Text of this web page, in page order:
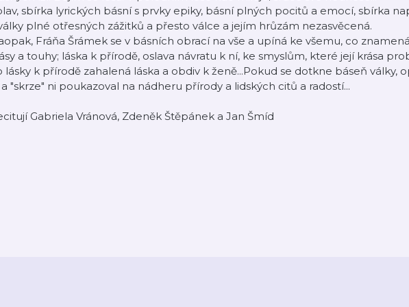
sbírka lyrických básní s prvky epiky, básní plných pocitů a emocí, sbírka
plné otřesných zážitků a přesto válce a jejím hrůzám nezasvěcená.
Fráňa Šrámek se v básních obrací na vše a upíná ke všemu, co
a touhy; láska k přírodě, oslava návratu k ní, ke smyslům, které její krása
lásky k přírodě zahalená láska a obdiv k ženě...Pokud se dotkne báseň války,
"skrze" ni poukazoval na nádheru přírody a lidských citů a radostí...
Gabriela Vránová, Zdeněk Štěpánek a Jan Šmíd